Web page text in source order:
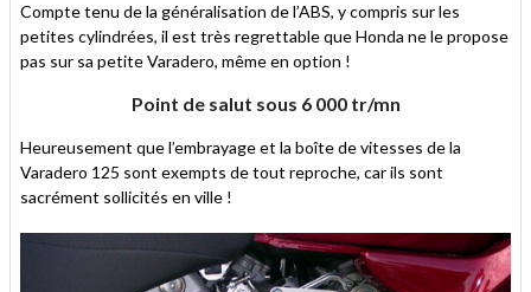
Compte tenu de la généralisation de l’ABS, y compris sur les
petites cylindrées, il est très regrettable que Honda ne le propose
pas sur sa petite Varadero, même en option !
Point de salut sous 6 000 tr/mn
Heureusement que l’embrayage et la boîte de vitesses de la
Varadero 125 sont exempts de tout reproche, car ils sont
sacrément sollicités en ville !